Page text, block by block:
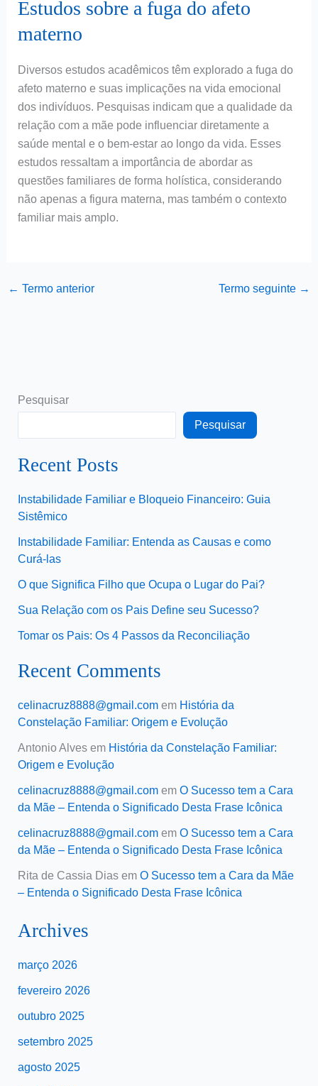
Estudos sobre a fuga do afeto
materno
Diversos estudos acadêmicos têm explorado a fuga do
afeto materno e suas implicações na vida emocional
dos indivíduos. Pesquisas indicam que a qualidade da
relação com a mãe pode influenciar diretamente a
saúde mental e o bem-estar ao longo da vida. Esses
estudos ressaltam a importância de abordar as
questões familiares de forma holística, considerando
não apenas a figura materna, mas também o contexto
familiar mais amplo.
← Termo anterior Termo seguinte →
Pesquisar
Pesquisar
Recent Posts
Instabilidade Familiar e Bloqueio Financeiro: Guia
Sistêmico
Instabilidade Familiar: Entenda as Causas e como
Curá-las
O que Significa Filho que Ocupa o Lugar do Pai?
Sua Relação com os Pais Define seu Sucesso?
Tomar os Pais: Os 4 Passos da Reconciliação
Recent Comments
celinacruz8888@gmail.comem História da
Constelação Familiar: Origem e Evolução
Antonio Alvesem História da Constelação Familiar:
Origem e Evolução
celinacruz8888@gmail.comem O Sucesso tem a Cara
da Mãe – Entenda o Significado Desta Frase Icônica
celinacruz8888@gmail.comem O Sucesso tem a Cara
da Mãe – Entenda o Significado Desta Frase Icônica
Rita de Cassia Diasem O Sucesso tem a Cara da Mãe
– Entenda o Significado Desta Frase Icônica
Archives
março 2026
fevereiro 2026
outubro 2025
setembro 2025
agosto 2025